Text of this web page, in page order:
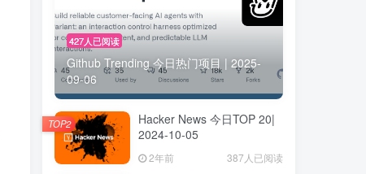
16. Clip Studio AI
17. Audience list
18. Bizmate
19. Founders Arm
20. Sigma FX
16. Clip Studio AI
17. Audience list
18. Bizmate
19. Founders Arm
20. Sigma FX
427人已阅读
Github Trending 今日热门项目 | 2025-
09-06
Hacker News 今日TOP 20|
2024-10-05
2年前 387人已阅读
TOP2